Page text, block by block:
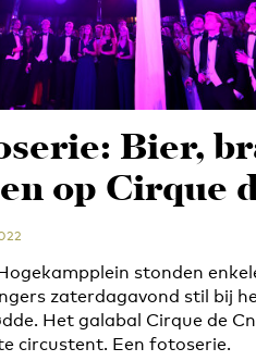
Bier,
op Cirque
stonden
zaterdagavond stil bij
Het galabal Cirque de
circustent. Een fotoserie.